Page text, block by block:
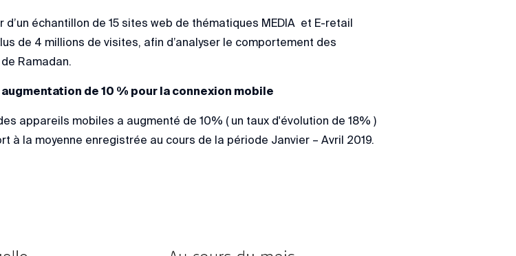
échantillon de 15 sites web de thématiques MEDIA et E-retail
de 4 millions de visites, afin d’analyser le comportement des
Ramadan.
de 10 % pour la connexion mobile
appareils mobiles a augmenté de 10% ( un taux d'évolution de 18% )
à la moyenne enregistrée au cours de la période Janvier – Avril 2019.